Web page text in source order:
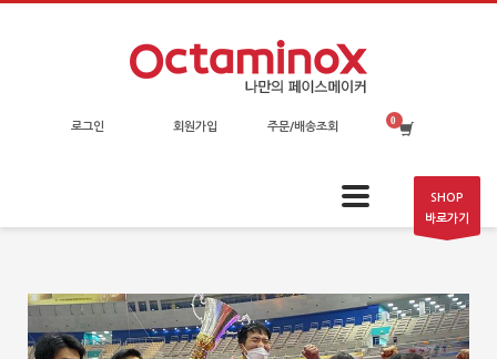
로그인 회원가입 주문/배송조회
SHOP
바로가기